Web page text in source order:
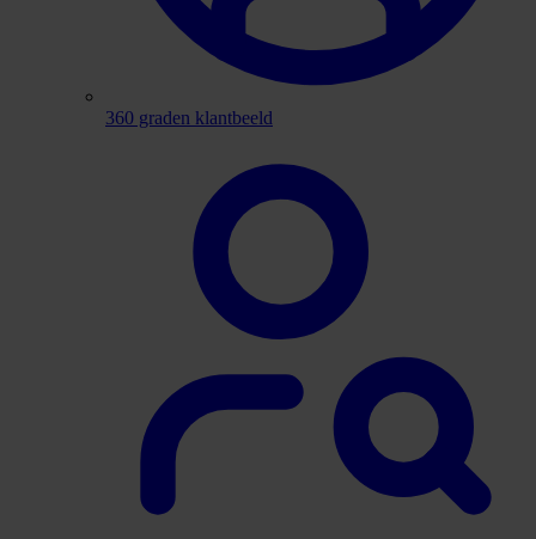
360 graden klantbeeld